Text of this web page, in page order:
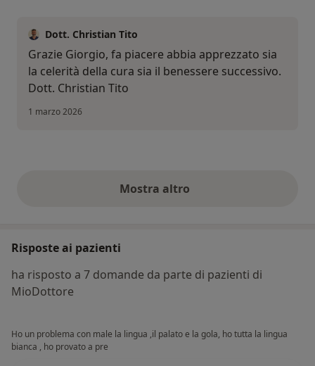
Dott. Christian Tito
Grazie Giorgio, fa piacere abbia apprezzato sia
la celerità della cura sia il benessere successivo.
Dott. Christian Tito
1 marzo 2026
Mostra altroopinioni di cui sopra
Risposte ai pazienti
ha risposto a 7 domande da parte di pazienti di
MioDottore
Ho un problema con male la lingua ,il palato e la gola, ho tutta la lingua
bianca , ho provato a pre